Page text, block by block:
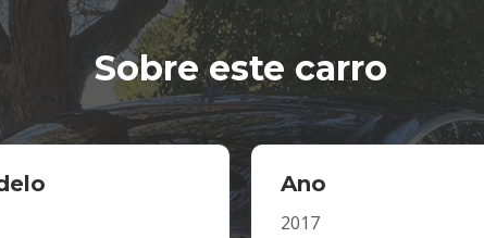
Sobre este carro
Ano
2017